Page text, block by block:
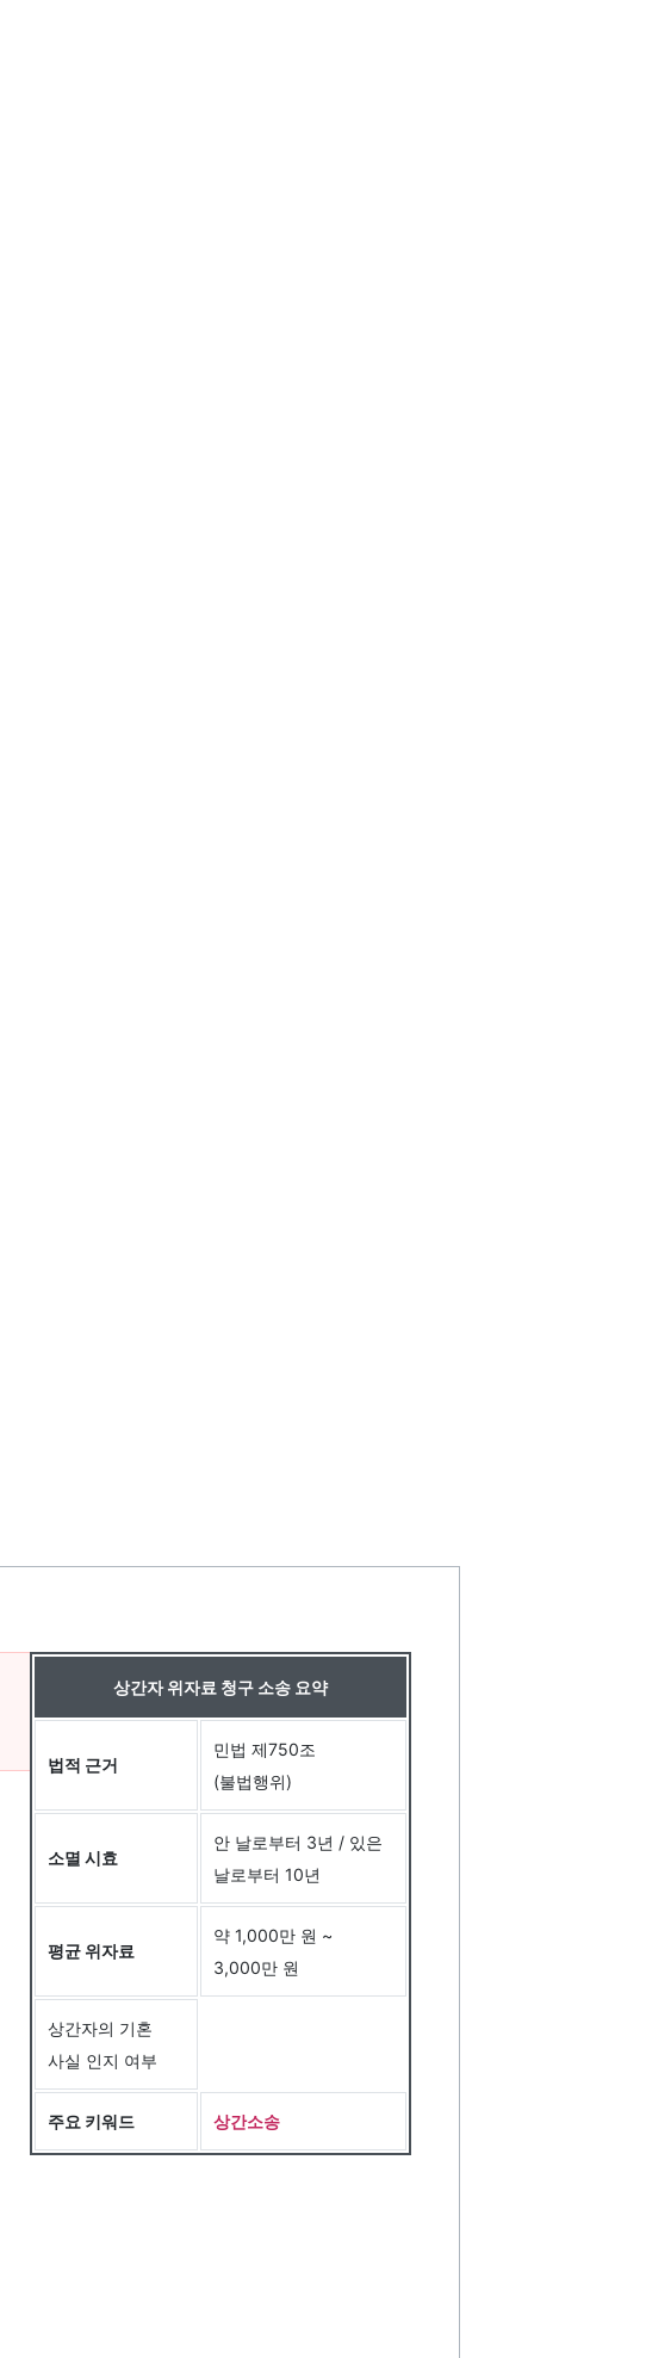
상간자 위자료 청구 소송 요약
법적 근거
민법 제750조
(불법행위)
소멸 시효
안 날로부터 3년 / 있은
날로부터 10년
평균 위자료
약 1,000만 원 ~
3,000만 원
상간자의 기혼
사실 인지 여부
주요 키워드 상간소송